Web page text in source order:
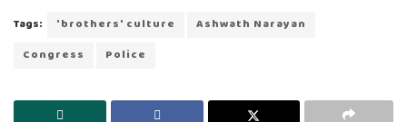
Tags: 'brothers' culture
Ashwath Narayan
Congress
Police